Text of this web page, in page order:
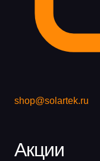
shop@solartek.ru
Акции